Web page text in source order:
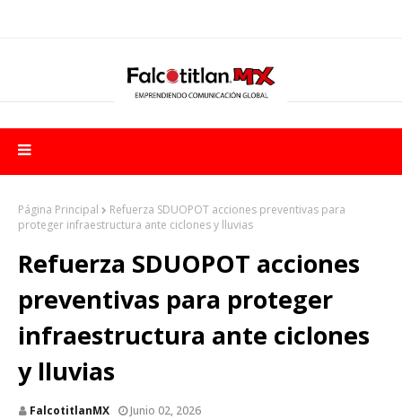
Página Principal
Refuerza SDUOPOT acciones preventivas para
proteger infraestructura ante ciclones y lluvias
Refuerza SDUOPOT acciones
preventivas para proteger
infraestructura ante ciclones
y lluvias
FalcotitlanMX Junio 02, 2026